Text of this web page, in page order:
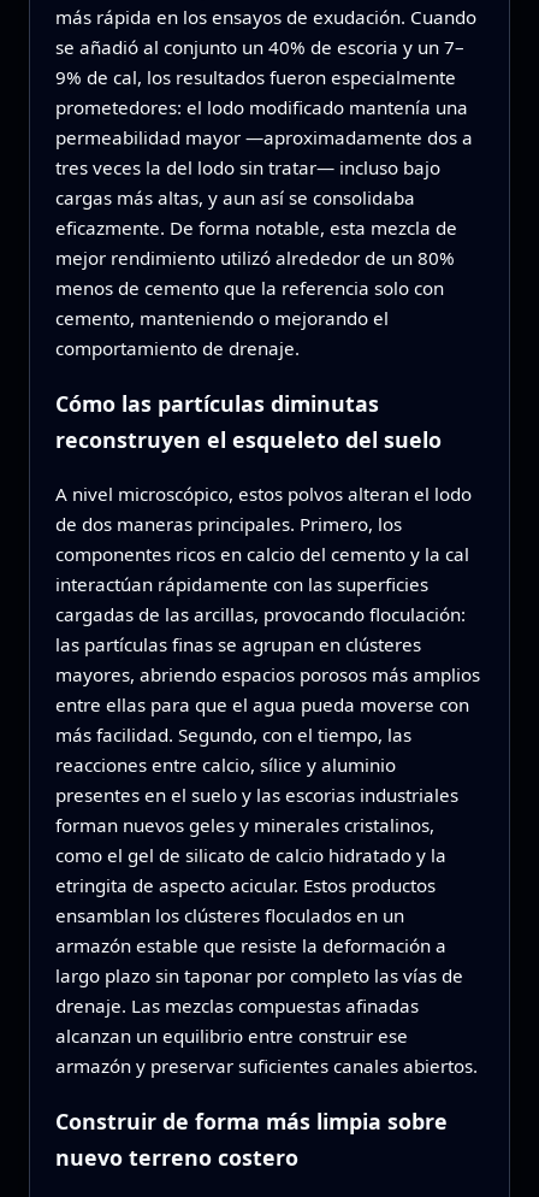
más rápida en los ensayos de exudación. Cuando
se añadió al conjunto un 40% de escoria y un 7–
9% de cal, los resultados fueron especialmente
prometedores: el lodo modificado mantenía una
permeabilidad mayor —aproximadamente dos a
tres veces la del lodo sin tratar— incluso bajo
cargas más altas, y aun así se consolidaba
eficazmente. De forma notable, esta mezcla de
mejor rendimiento utilizó alrededor de un 80%
menos de cemento que la referencia solo con
cemento, manteniendo o mejorando el
comportamiento de drenaje.
Cómo las partículas diminutas
reconstruyen el esqueleto del suelo
A nivel microscópico, estos polvos alteran el lodo
de dos maneras principales. Primero, los
componentes ricos en calcio del cemento y la cal
interactúan rápidamente con las superficies
cargadas de las arcillas, provocando floculación:
las partículas finas se agrupan en clústeres
mayores, abriendo espacios porosos más amplios
entre ellas para que el agua pueda moverse con
más facilidad. Segundo, con el tiempo, las
reacciones entre calcio, sílice y aluminio
presentes en el suelo y las escorias industriales
forman nuevos geles y minerales cristalinos,
como el gel de silicato de calcio hidratado y la
etringita de aspecto acicular. Estos productos
ensamblan los clústeres floculados en un
armazón estable que resiste la deformación a
largo plazo sin taponar por completo las vías de
drenaje. Las mezclas compuestas afinadas
alcanzan un equilibrio entre construir ese
armazón y preservar suficientes canales abiertos.
Construir de forma más limpia sobre
nuevo terreno costero